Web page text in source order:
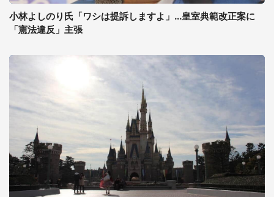
小林よしのり氏「ワシは提訴しますよ」...皇室典範改正案に
「憲法違反」主張